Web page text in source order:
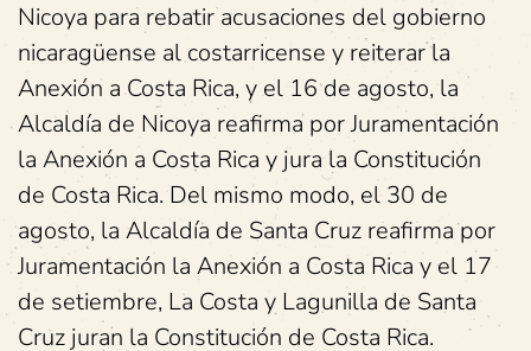
Nicoya para rebatir acusaciones del gobierno
nicaragüense al costarricense y reiterar la
Anexión a Costa Rica, y el 16 de agosto, la
Alcaldía de Nicoya reafirma por Juramentación
la Anexión a Costa Rica y jura la Constitución
de Costa Rica. Del mismo modo, el 30 de
agosto, la Alcaldía de Santa Cruz reafirma por
Juramentación la Anexión a Costa Rica y el 17
de setiembre, La Costa y Lagunilla de Santa
Cruz juran la Constitución de Costa Rica.